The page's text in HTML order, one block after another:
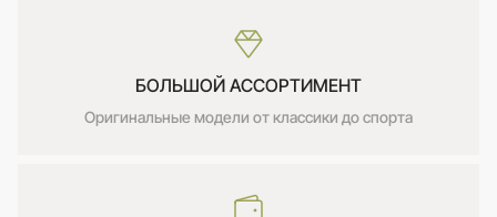
БОЛЬШОЙ АССОРТИМЕНТ
Оригинальные модели от классики до спорта